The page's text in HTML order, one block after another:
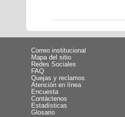
Correo institucional
Mapa del sitio
Redes Sociales
FAQ
Quejas y reclamos
Atención en línea
Encuesta
Contáctenos
Estadísticas
Glosario